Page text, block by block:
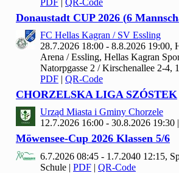
PDF QR-Code
Donaustadt CUP 2026 (6
FC Hellas Kagran / SV Essling
28.7.2026 18:00 - 8.8.2026 19:00,
Arena / Essling, Hellas Kagran
Natorpgasse 2 / Kirschenallee 2-4,
PDF | QR-Code
CHORZELSKA LIGA SZÓSTEK
Urząd Miasta i Gminy Chorzele
12.7.2026 16:00 - 30.8.2026 19:30 |
Möwensee-Cup 2026 Klassen 5/6
6.7.2026 08:45 - 1.7.2040 12:15,
Schule | PDF | QR-Code